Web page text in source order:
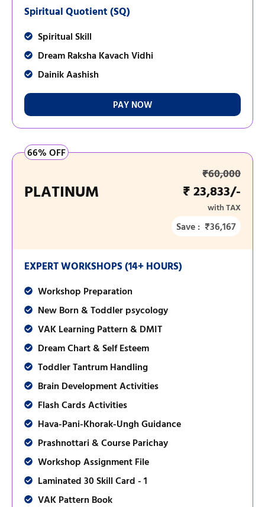
Spiritual Quotient (SQ)
Spiritual Skill
Dream Raksha Kavach Vidhi
Dainik Aashish
PAY NOW
66% OFF
₹60,000
PLATINUM ₹ 23,833/-
with TAX
Save : ₹36,167
EXPERT WORKSHOPS (14+ HOURS)
Workshop Preparation
New Born & Toddler psycology
VAK Learning Pattern & DMIT
Dream Chart & Self Esteem
Toddler Tantrum Handling
Brain Development Activities
Flash Cards Activities
Hava-Pani-Khorak-Ungh Guidance
Prashnottari & Course Parichay
Workshop Assignment File
Laminated 30 Skill Card - 1
VAK Pattern Book